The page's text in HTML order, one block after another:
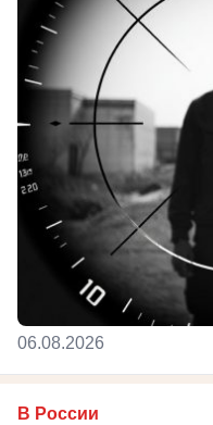
06.08.2026
В России